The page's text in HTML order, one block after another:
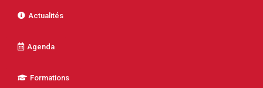
Actualités
Agenda
Formations